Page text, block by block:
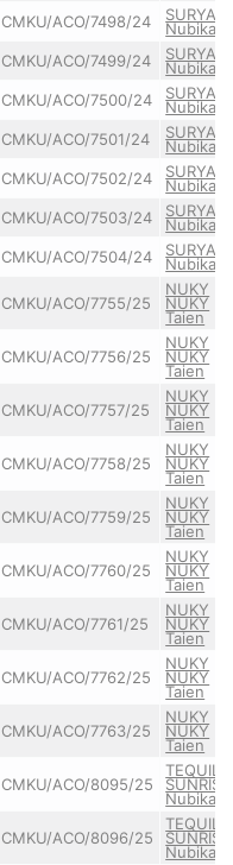
CMKU/ACO/7498/24 SURYA
Nubika
CMKU/ACO/7499/24 SURYA
Nubika
CMKU/ACO/7500/24 SURYA
Nubika
CMKU/ACO/7501/24 SURYA
Nubika
CMKU/ACO/7502/24 SURYA
Nubika
CMKU/ACO/7503/24 SURYA
Nubika
CMKU/ACO/7504/24 SURYA
Nubika
CMKU/ACO/7755/25
NUKY
NUKY
Taien
CMKU/ACO/7756/25
NUKY
NUKY
Taien
CMKU/ACO/7757/25
NUKY
NUKY
Taien
CMKU/ACO/7758/25
NUKY
NUKY
Taien
CMKU/ACO/7759/25
NUKY
NUKY
Taien
CMKU/ACO/7760/25
NUKY
NUKY
Taien
CMKU/ACO/7761/25
NUKY
NUKY
Taien
CMKU/ACO/7762/25
NUKY
NUKY
Taien
CMKU/ACO/7763/25
NUKY
NUKY
Taien
CMKU/ACO/8095/25
TEQUILA
SUNRISE
Nubika
CMKU/ACO/8096/25
TEQUILA
SUNRISE
Nubika